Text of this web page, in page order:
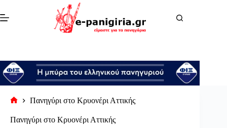
στο
περιεχόμενο
σελίδα
Πανηγύρι στο Κρυονέρι Αττικής
Πανηγύρι στο Κρυονέρι Αττικής